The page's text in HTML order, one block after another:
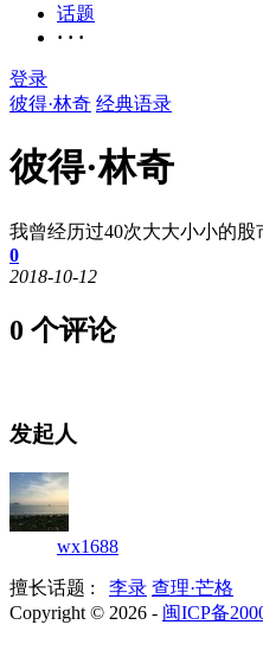
话题
· · ·
登录
彼得·林奇 经典语录
彼得·林奇
我曾经历过40次大大小小的
0
2018-10-12
0 个评论
发起人
wx1688
擅长话题 : 李录 查理·芒格
Copyright © 2026 - 闽ICP备